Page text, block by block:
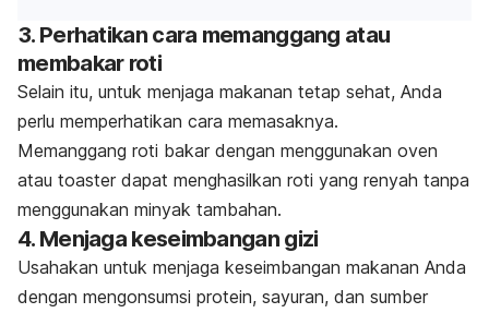
3. Perhatikan cara memanggang atau
membakar roti
Selain itu, untuk menjaga makanan tetap sehat, Anda
perlu memperhatikan cara memasaknya.
Memanggang roti bakar dengan menggunakan oven
atau toaster dapat menghasilkan roti yang renyah tanpa
menggunakan minyak tambahan.
4. Menjaga keseimbangan gizi
Usahakan untuk menjaga keseimbangan makanan Anda
dengan mengonsumsi protein, sayuran, dan sumber